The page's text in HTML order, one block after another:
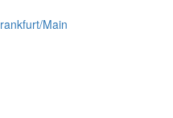
Main